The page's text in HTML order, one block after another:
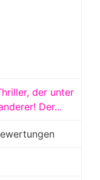
der unter
Der...